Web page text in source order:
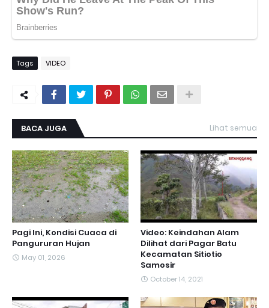
Tags VIDEO
BACA JUGA Lihat semua
Pagi Ini, Kondisi Cuaca di
Pangururan Hujan
May 01, 2026
Video: Keindahan Alam
Dilihat dari Pagar Batu
Kecamatan Sitiotio
Samosir
October 14, 2021